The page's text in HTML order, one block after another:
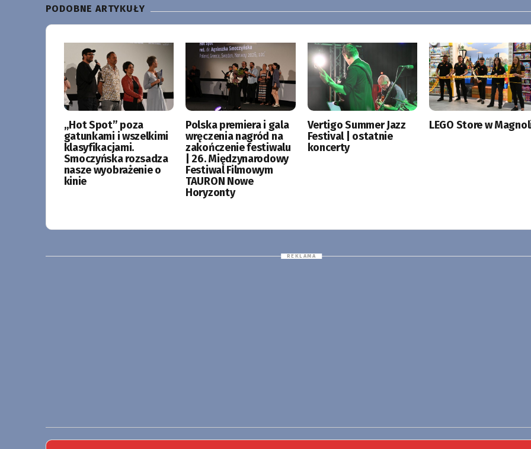
PODOBNE ARTYKUŁY
„Hot Spot” poza
gatunkami i wszelkimi
klasyfikacjami.
Smoczyńska rozsadza
nasze wyobrażenie o
kinie
Polska premiera i gala
wręczenia nagród na
zakończenie festiwalu
| 26. Międzynarodowy
Festiwal Filmowym
TAURON Nowe
Horyzonty
Vertigo Summer Jazz
Festival | ostatnie
koncerty
LEGO Store w